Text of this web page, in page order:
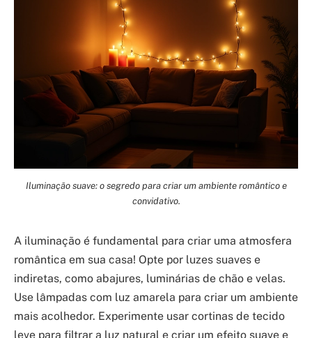
Iluminação suave: o segredo para criar um ambiente romântico e
convidativo.
A iluminação é fundamental para criar uma atmosfera
romântica em sua casa! Opte por luzes suaves e
indiretas, como abajures, luminárias de chão e velas.
Use lâmpadas com luz amarela para criar um ambiente
mais acolhedor. Experimente usar cortinas de tecido
leve para filtrar a luz natural e criar um efeito suave e